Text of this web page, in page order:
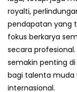
royalti,
pendapatan yang
fokus berkarya
secara
semakin penting
bagi talenta muda
internasional.